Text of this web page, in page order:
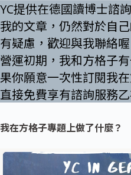
YC提供在德國讀博士諮
我的文章，仍然對於自
有疑慮，歡迎與我聯絡
營運初期，我和方格子
果你願意一次性訂閱我在
直接免費享有諮詢服務乙
我在方格子專題上做了什麼？